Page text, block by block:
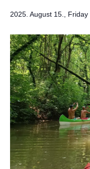
2025. August 15., Friday